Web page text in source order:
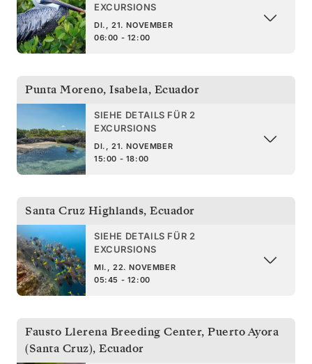
EXCURSIONS
DI., 21. NOVEMBER
06:00 - 12:00
Punta Moreno, Isabela, Ecuador
SIEHE DETAILS FÜR 2
EXCURSIONS
DI., 21. NOVEMBER
15:00 - 18:00
Santa Cruz Highlands, Ecuador
SIEHE DETAILS FÜR 2
EXCURSIONS
MI., 22. NOVEMBER
05:45 - 12:00
Fausto Llerena Breeding Center, Puerto Ayora
(Santa Cruz), Ecuador